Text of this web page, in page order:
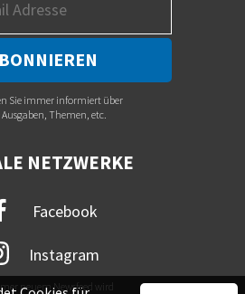
Sie immer informiert über
Ausgaben, Themen, etc.
NETZWERKE
Facebook
Instagram
neuem Newsfeed wird